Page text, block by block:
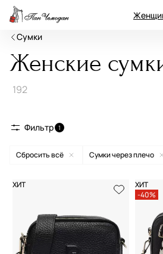
Сумки
Женские
192
Фильтр 1
По
По
Сбросить всё Сумки через плечо
ХИТ
ХИТ
-40%